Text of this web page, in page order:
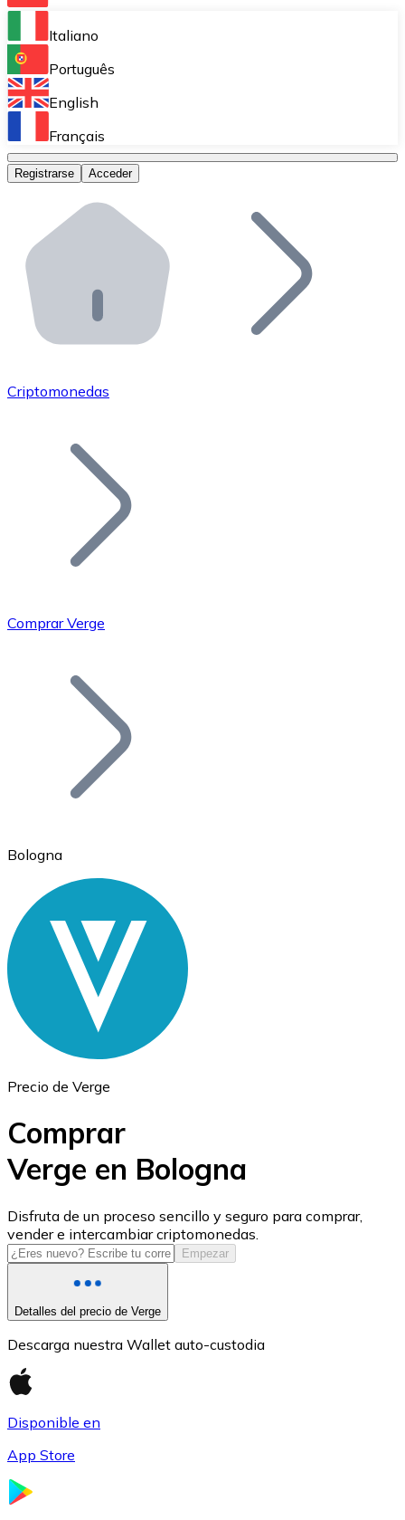
Bitnovo Ramp
Integra nuestra solución en tu plataforma.
Bitnovo Giftcards
Bitnovo OTC
Bitnovo ATM
Integra un ATM Bitnovo en tu negocio y permite que
Bitnovo API
Integra nuestra API en tu ecosistema.
Únete a nuestra red de distribuidores.
Añade tu proyecto a nuestro ecosistema.
Bitcoin
Ethereum
USD Coin
USDC
Italiano
Português
English
Français
Registrarse Acceder
Criptomonedas
Comprar Verge
Bologna
Precio de Verge
Comprar
Verge en Bologna
Disfruta de un proceso sencillo y seguro para comprar,
vender e intercambiar criptomonedas.
Empezar
Detalles del precio de Verge
Descarga nuestra Wallet auto-custodia
Disponible en
App Store